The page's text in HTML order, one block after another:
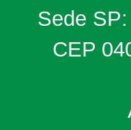
Sede
CEP